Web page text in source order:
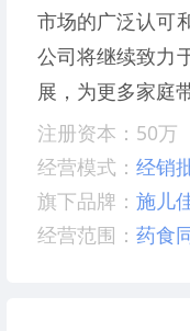
市场的广泛认可
公司将继续致力
展，为更多家庭
注册资本：50万
经营模式： 经销
旗下品牌： 施儿
经营范围： 药食